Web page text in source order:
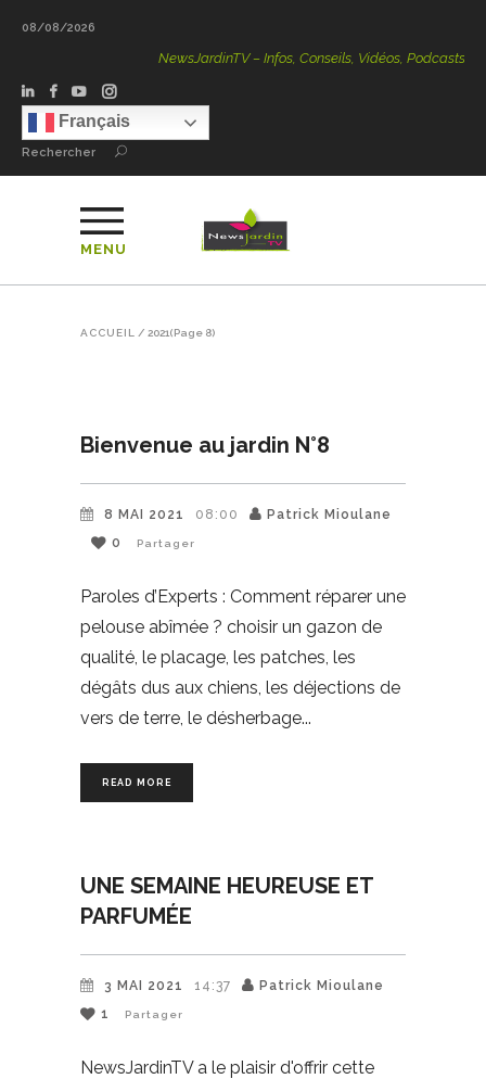
08/08/2026
NewsJardinTV – Infos, Conseils, Vidéos, Podcasts – 100
Français
Rechercher
MENU
ACCUEIL / 2021(Page 8)
Bienvenue au jardin N°8
8 MAI 2021 08:00
Patrick Mioulane
0
Partager
Paroles d’Experts : Comment réparer une
pelouse abîmée ? choisir un gazon de
qualité, le placage, les patches, les
dégâts dus aux chiens, les déjections de
vers de terre, le désherbage
READ MORE
UNE SEMAINE HEUREUSE ET
PARFUMÉE
3 MAI 2021 14:37
Patrick Mioulane
1
Partager
NewsJardinTV a le plaisir d'offrir cette